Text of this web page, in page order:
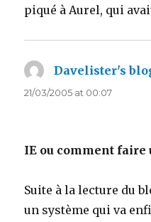
piqué à Aurel, qui
Davelister's
21/03/2005 at 00:07
IE ou comment faire
Suite à la lecture du
un système qui va